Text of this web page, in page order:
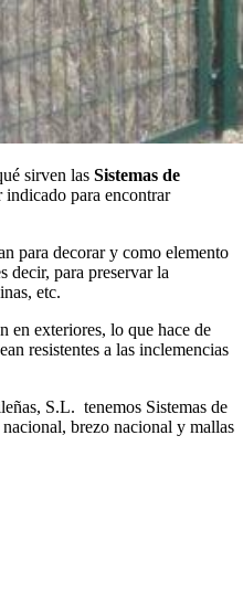
sirven las Sistemas de
para encontrar
para decorar y como elemento
decir, para preservar la
etc.
en exteriores, lo que hace de
resistentes a las inclemencias
S.L. tenemos Sistemas de
brezo nacional y mallas